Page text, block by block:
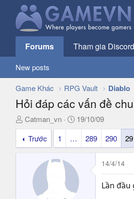
Forums Tham gia Discord
New posts
Game Khác RPG Vault Diablo
Hỏi đáp các vấn đề
T
h
e
Catman_vn
N
g
à
y
ử
19/10/09
Trước
1 … 289 290
14/4/14
Lần